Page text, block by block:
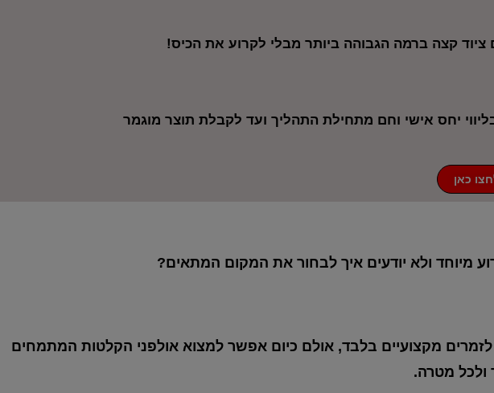
קצה ברמה הגבוהה ביותר מבלי לקרוע את הכיס!
יחס אישי וחם מתחילת התהליך ועד לקבלת תוצר מוגמר
כאן
מיוחד ולא יודעים איך לבחור את המקום המתאים?
לזמרים מקצועיים בלבד, אולם כיום אפשר למצוא אולפני הקלטות המתמחים
ולכל מטרה.